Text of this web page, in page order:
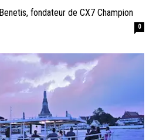
fondateur de CX7 Champion
0